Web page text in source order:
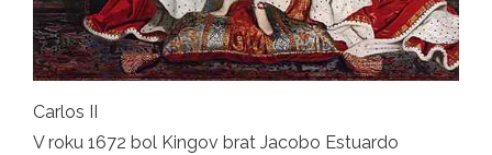
Carlos II
V roku 1672 bol Kingov brat Jacobo Estuardo